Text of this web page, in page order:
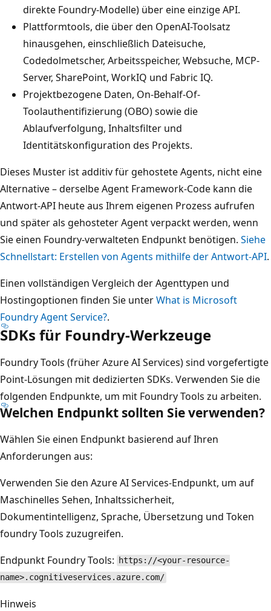
direkte Foundry-Modelle) über eine einzige API.
Plattformtools, die über den OpenAI-Toolsatz
hinausgehen, einschließlich Dateisuche,
Codedolmetscher, Arbeitsspeicher, Websuche, MCP-
Server, SharePoint, WorkIQ und Fabric IQ.
Projektbezogene Daten, On-Behalf-Of-
Toolauthentifizierung (OBO) sowie die
Ablaufverfolgung, Inhaltsfilter und
Identitätskonfiguration des Projekts.
Dieses Muster ist additiv für gehostete Agents, nicht eine
Alternative – derselbe Agent Framework-Code kann die
Antwort-API heute aus Ihrem eigenen Prozess aufrufen
und später als gehosteter Agent verpackt werden, wenn
Sie einen Foundry-verwalteten Endpunkt benötigen. Siehe
Schnellstart: Erstellen von Agents mithilfe der Antwort-API.
Einen vollständigen Vergleich der Agenttypen und
Hostingoptionen finden Sie unterWhat is Microsoft
Foundry Agent Service?.
SDKs für Foundry-Werkzeuge
Foundry Tools (früher Azure AI Services) sind vorgefertigte
Point-Lösungen mit dedizierten SDKs. Verwenden Sie die
folgenden Endpunkte, um mit Foundry Tools zu arbeiten.
Welchen Endpunkt sollten Sie verwenden?
Wählen Sie einen Endpunkt basierend auf Ihren
Anforderungen aus:
Verwenden Sie den Azure AI Services-Endpunkt, um auf
Maschinelles Sehen, Inhaltssicherheit,
Dokumentintelligenz, Sprache, Übersetzung und Token
foundry Tools zuzugreifen.
Endpunkt Foundry Tools:
https://<your-resource-
name>.cognitiveservices.azure.com/
Hinweis